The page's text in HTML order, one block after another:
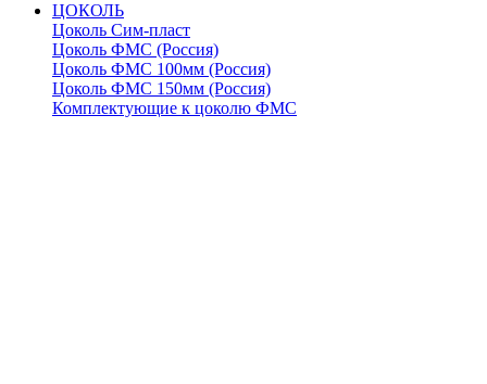
ЦОКОЛЬ
Цоколь Сим-пласт
Цоколь ФМС (Россия)
Цоколь ФМС 100мм (Россия)
Цоколь ФМС 150мм (Россия)
Комплектующие к цоколю ФМС